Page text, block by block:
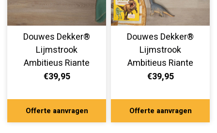
Douwes Dekker®
Lijmstrook
Ambitieus Riante
Plank Honing 04743
€39,95
Offerte aanvragen
Douwes Dekker®
Lijmstrook
Ambitieus Riante
Plank Pepermunt
€39,95
Offerte aanvragen